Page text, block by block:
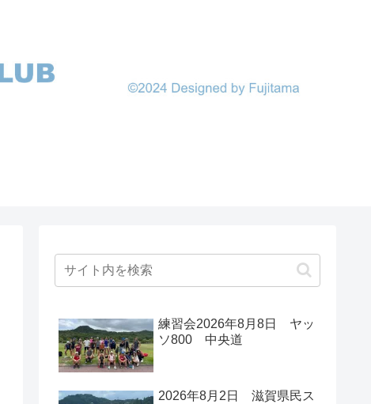
練習会2026年8月8日 ヤッ
ソ800 中央道
2026年8月2日 滋賀県民ス